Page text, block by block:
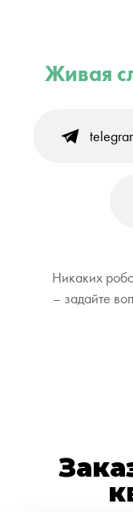
Живая
Никаких
– задайте